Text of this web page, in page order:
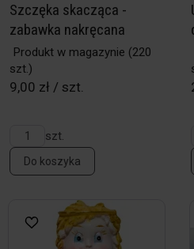
Szczęka skacząca -
zabawka nakręcana
Produkt w magazynie (220
szt.)
9,00 zł / szt.
szt.
Do koszyka